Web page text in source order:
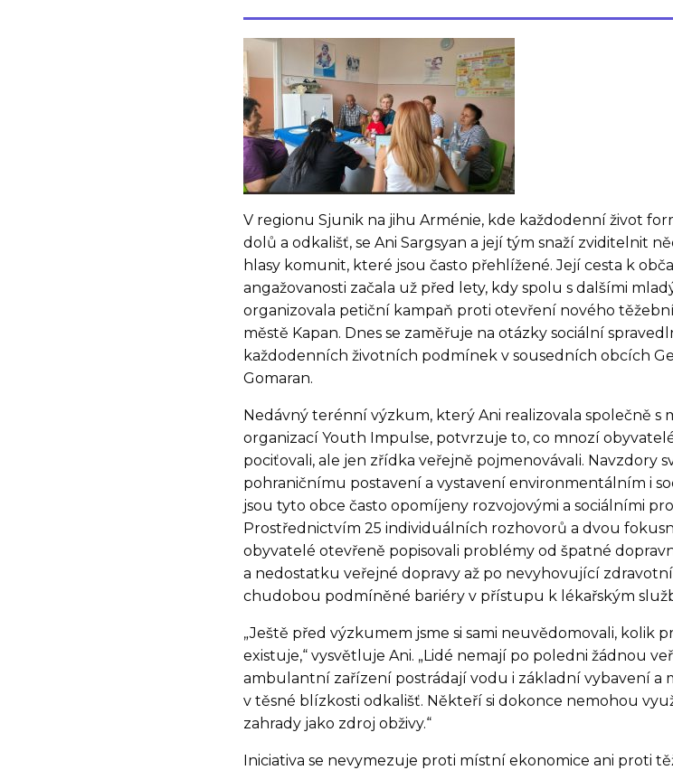
V regionu Sjunik na jihu Arménie, kde každodenní život
dolů a odkališť, se Ani Sargsyan a její tým snaží zviditelnit
hlasy komunit, které jsou často přehlížené. Její cesta k
angažovanosti začala už před lety, kdy spolu s dalšími
organizovala petiční kampaň proti otevření nového
městě Kapan. Dnes se zaměřuje na otázky sociální
každodenních životních podmínek v sousedních obcích
Gomaran.
Nedávný terénní výzkum, který Ani realizovala společně s
organizací Youth Impulse, potvrzuje to, co mnozí
pociťovali, ale jen zřídka veřejně pojmenovávali. Navzdory
pohraničnímu postavení a vystavení environmentálním i
jsou tyto obce často opomíjeny rozvojovými a sociálními
Prostřednictvím 25 individuálních rozhovorů a dvou
obyvatelé otevřeně popisovali problémy od špatné
a nedostatku veřejné dopravy až po nevyhovující zdravotní
chudobou podmíněné bariéry v přístupu k lékařským
„Ještě před výzkumem jsme si sami neuvědomovali, kolik
existuje,“ vysvětluje Ani. „Lidé nemají po poledni žádnou
ambulantní zařízení postrádají vodu i základní vybavení a
v těsné blízkosti odkališť. Někteří si dokonce nemohou
zahrady jako zdroj obživy.“
Iniciativa se nevymezuje proti místní ekonomice ani proti